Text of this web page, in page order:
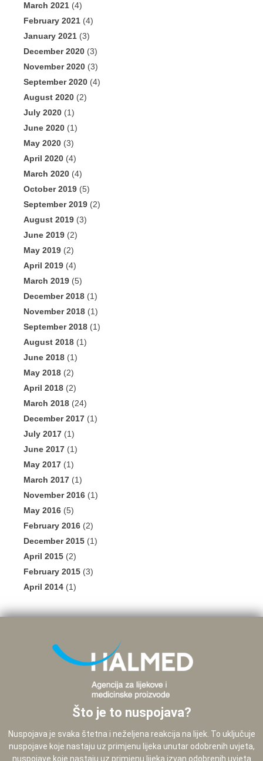
March 2021 (4)
February 2021 (4)
January 2021 (3)
December 2020 (3)
November 2020 (3)
September 2020 (4)
August 2020 (2)
July 2020 (1)
June 2020 (1)
May 2020 (3)
April 2020 (4)
March 2020 (4)
October 2019 (5)
September 2019 (2)
August 2019 (3)
June 2019 (2)
May 2019 (2)
April 2019 (4)
March 2019 (5)
December 2018 (1)
November 2018 (1)
September 2018 (1)
August 2018 (1)
June 2018 (1)
May 2018 (2)
April 2018 (2)
March 2018 (24)
December 2017 (1)
July 2017 (1)
June 2017 (1)
May 2017 (1)
March 2017 (1)
November 2016 (1)
May 2016 (5)
February 2016 (2)
December 2015 (1)
April 2015 (2)
February 2015 (3)
April 2014 (1)
Što je to nuspojava?
Nuspojava je svaka štetna i neželjena reakcija na lijek. To uključuje
nuspojave koje nastaju uz primjenu lijeka unutar odobrenih uvjeta,
nuspojave koje nastaju uz primjenu lijeka izvan odobrenih uvjeta